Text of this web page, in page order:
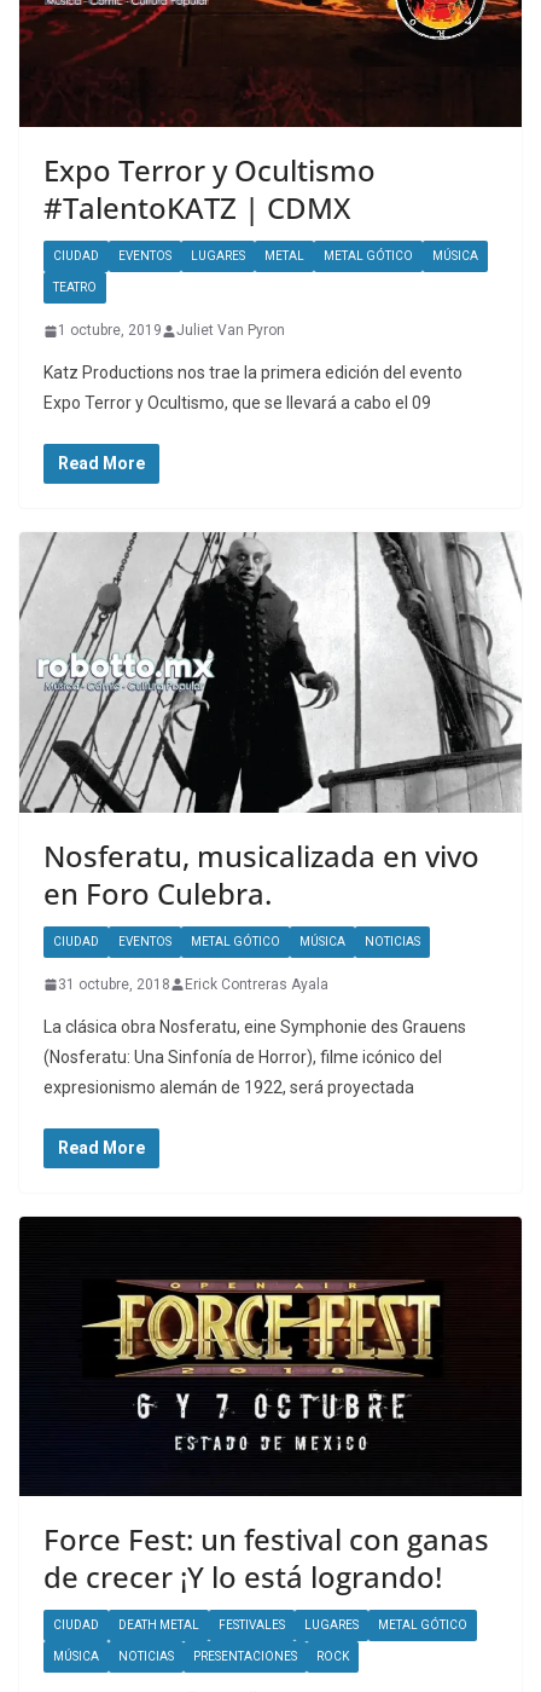
Expo Terror y Ocultismo
#TalentoKATZ | CDMX
CIUDAD EVENTOS LUGARES METAL METAL GÓTICO MÚSICA
TEATRO
1 octubre, 2019 Juliet Van Pyron
Katz Productions nos trae la primera edición del evento
Expo Terror y Ocultismo, que se llevará a cabo el 09
Read More
Nosferatu, musicalizada en vivo
en Foro Culebra.
CIUDAD EVENTOS METAL GÓTICO MÚSICA NOTICIAS
31 octubre, 2018 Erick Contreras Ayala
La clásica obra Nosferatu, eine Symphonie des Grauens
(Nosferatu: Una Sinfonía de Horror), filme icónico del
expresionismo alemán de 1922, será proyectada
Read More
Force Fest: un festival con ganas
de crecer ¡Y lo está logrando!
CIUDAD DEATH METAL FESTIVALES LUGARES METAL GÓTICO
MÚSICA NOTICIAS PRESENTACIONES ROCK